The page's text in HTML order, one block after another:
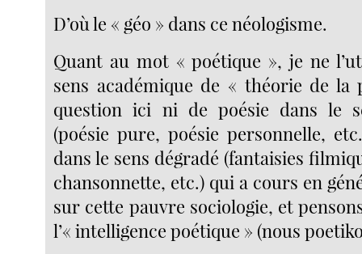
D’où le « géo » dans ce néologisme.
Quant au mot « poétique », je ne
sens académique de « théorie de la
question ici ni de poésie dans le
(poésie pure, poésie personnelle,
dans le sens dégradé (fantaisies
chansonnette, etc.) qui a cours en
sur cette pauvre sociologie, et
l’« intelligence poétique » (nous